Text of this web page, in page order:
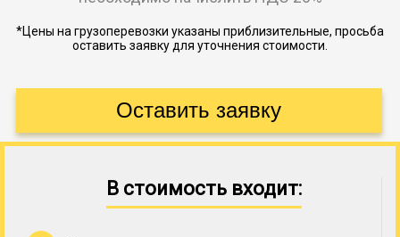
*Цены на грузоперевозки указаны приблизительные, просьба
оставить заявку для уточнения стоимости.
В стоимость входит: